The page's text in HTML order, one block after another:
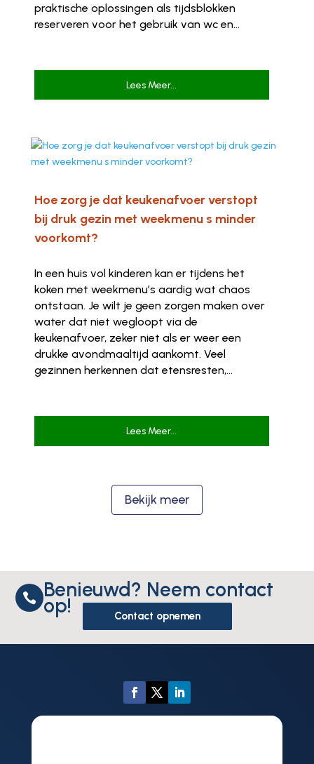
praktische oplossingen als tijdsblokken
reserveren voor het gebruik van wc en...
Lees Meer...
Hoe zorg je dat keukenafvoer verstopt
bij druk gezin met weekmenu s minder
voorkomt?
In een huis vol kinderen kan er tijdens het
koken met weekmenu’s aardig wat chaos
ontstaan. Je wilt je geen zorgen maken over
water dat niet wegloopt via de
keukenafvoer, zeker niet als er weer een
drukke avondmaaltijd aankomt. Veel
gezinnen herkennen dat etensresten,...
Lees Meer...
Bekijk meer
 Benieuwd? Neem contact
op! Contact opnemen